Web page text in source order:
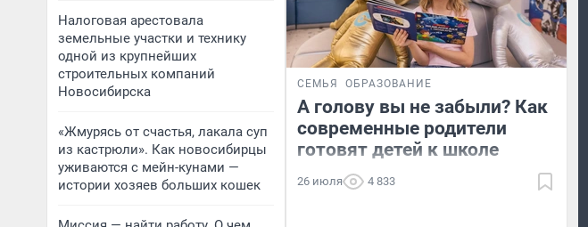
Налоговая арестовала
земельные участки и технику
одной из крупнейших
строительных компаний
Новосибирска
«Жмурясь от счастья, лакала суп
из кастрюли». Как новосибирцы
уживаются с мейн-кунами —
истории хозяев больших кошек
СЕМЬЯ ОБРАЗОВАНИЕ
А голову вы не забыли? Как
современные родители
готовят детей к школе
26 июля 4 833